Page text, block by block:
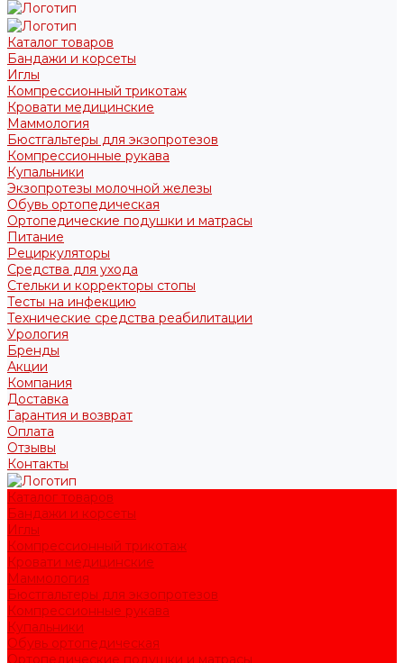
Каталог товаров
Бандажи и корсеты
Иглы
Компрессионный трикотаж
Кровати медицинские
Маммология
Бюстгальтеры для экзопротезов
Компрессионные рукава
Купальники
Экзопротезы молочной железы
Обувь ортопедическая
Ортопедические подушки и матрасы
Питание
Рециркуляторы
Средства для ухода
Стельки и корректоры стопы
Тесты на инфекцию
Технические средства реабилитации
Урология
Бренды
Акции
Компания
Доставка
Гарантия и возврат
Оплата
Отзывы
Контакты
Каталог товаров
Бандажи и корсеты
Иглы
Компрессионный трикотаж
Кровати медицинские
Маммология
Бюстгальтеры для экзопротезов
Компрессионные рукава
Купальники
Обувь ортопедическая
Ортопедические подушки и матрасы